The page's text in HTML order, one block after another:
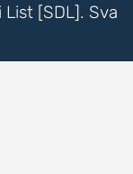
[SDL]. Sva